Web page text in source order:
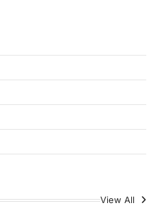
View All
5 माह की मासूम…
की दीदियों का कमाल, बकरी
में जिले के नगरी…